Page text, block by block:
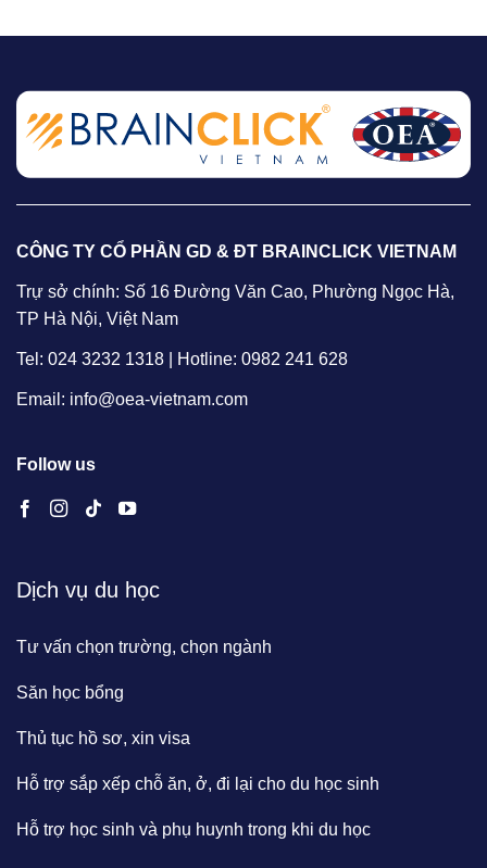
CÔNG TY CỔ PHẦN GD & ĐT BRAINCLICK VIETNAM
Trự sở chính: Số 16 Đường Văn Cao, Phường Ngọc Hà,
TP Hà Nội, Việt Nam
Tel: 024 3232 1318 | Hotline: 0982 241 628
Email: info@oea-vietnam.com
Follow us
Dịch vụ du học
Tư vấn chọn trường, chọn ngành
Săn học bổng
Thủ tục hồ sơ, xin visa
Hỗ trợ sắp xếp chỗ ăn, ở, đi lại cho du học sinh
Hỗ trợ học sinh và phụ huynh trong khi du học